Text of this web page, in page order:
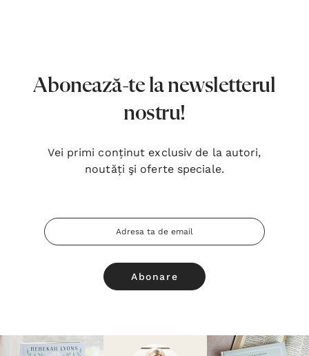
Abonează-te la newsletterul
nostru!
Vei primi conținut exclusiv de la autori,
noutăți şi oferte speciale.
Adresa
Email